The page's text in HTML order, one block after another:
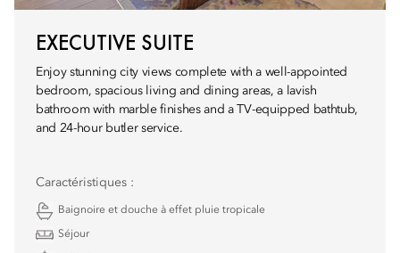
EXECUTIVE SUITE
Enjoy stunning city views complete with a well-appointed
bedroom, spacious living and dining areas, a lavish
bathroom with marble finishes and a TV-equipped bathtub,
and 24-hour butler service.
Caractéristiques :
Baignoire et douche à effet pluie tropicale
Séjour